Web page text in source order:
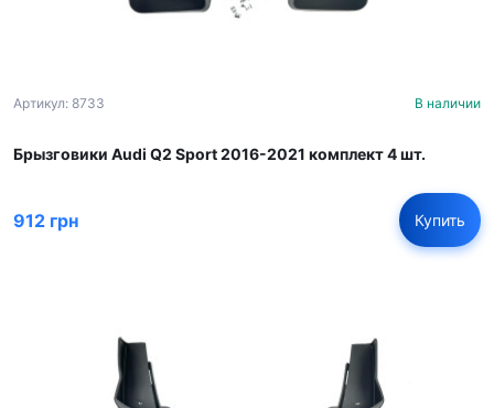
Артикул: 8733 В наличии
Брызговики Audi Q2 Sport 2016-2021 комплект 4 шт.
912 грн Купить